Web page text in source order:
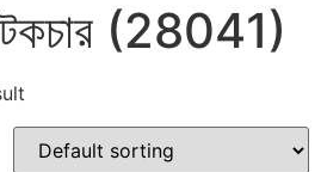
(28041)